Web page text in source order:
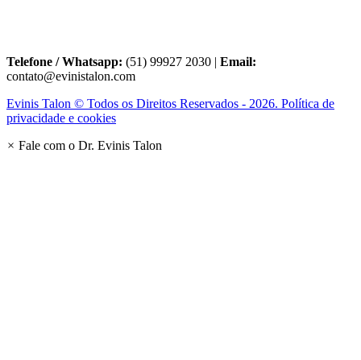
Telefone / Whatsapp: (51) 99927 2030 | Email:
contato@evinistalon.com
Evinis Talon © Todos os Direitos Reservados - 2026. Política de
privacidade e cookies
× Fale com o Dr. Evinis Talon